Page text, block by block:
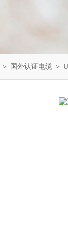
＞ 国外认证电缆 ＞